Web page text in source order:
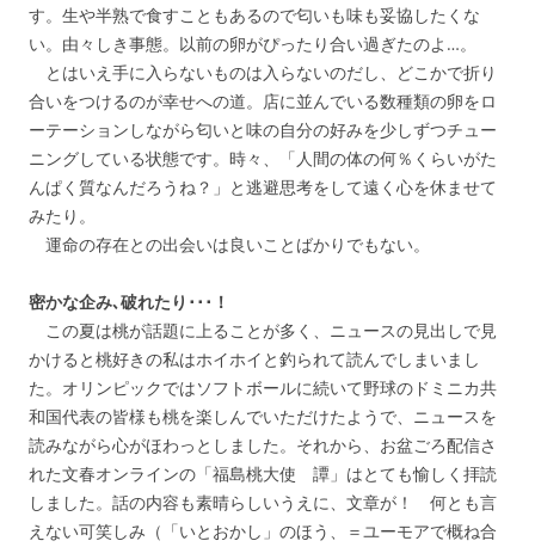
す。生や半熟で食すこともあるので匂いも味も妥協したくな
い。由々しき事態。以前の卵がぴったり合い過ぎたのよ…。
とはいえ手に入らないものは入らないのだし、どこかで折り
合いをつけるのが幸せへの道。店に並んでいる数種類の卵をロ
ーテーションしながら匂いと味の自分の好みを少しずつチュー
ニングしている状態です。時々、「人間の体の何％くらいがた
んぱく質なんだろうね？」と逃避思考をして遠く心を休ませて
みたり。
運命の存在との出会いは良いことばかりでもない。
密かな企み､破れたり･･･！
この夏は桃が話題に上ることが多く、ニュースの見出しで見
かけると桃好きの私はホイホイと釣られて読んでしまいまし
た。オリンピックではソフトボールに続いて野球のドミニカ共
和国代表の皆様も桃を楽しんでいただけたようで、ニュースを
読みながら心がほわっとしました。それから、お盆ごろ配信さ
れた文春オンラインの「福島桃大使 譚」はとても愉しく拝読
しました。話の内容も素晴らしいうえに、文章が！ 何とも言
えない可笑しみ（「いとおかし」のほう、＝ユーモアで概ね合